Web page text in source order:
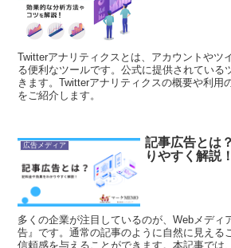
Twitterアナリティクスとは、アカウントやツ
る便利なツールです。公式に提供されている
きます。Twitterアナリティクスの概要や利用
をご紹介します。
広告メディア
記事広告とは
りやすく解説！
多くの企業が注目しているのが、Webメディ
告』です。通常の記事のように自然に見える
信頼感を与えることができます。本記事では